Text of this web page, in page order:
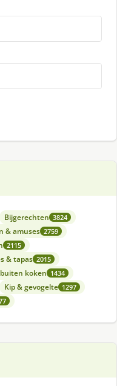
Bijgerechten 3824
& amuses 2759
2115
& tapas 2015
buiten koken 1434
Kip & gevogelte 1297